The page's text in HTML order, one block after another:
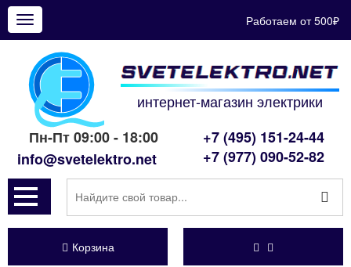
Показать
меню
Работаем от 500₽
интернет-магазин электрики
Пн-Пт 09:00 - 18:00
info@svetelektro.net
+7 (495) 151-24-44
+7 (977) 090-52-82
Корзина